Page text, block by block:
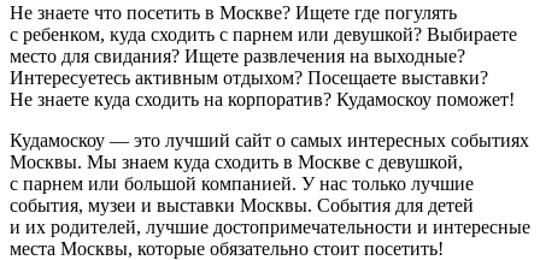
Не знаете что посетить в Москве? Ищете где погулять
с ребенком, куда сходить с парнем или девушкой? Выбираете
место для свидания? Ищете развлечения на выходные?
Интересуетесь активным отдыхом? Посещаете выставки?
Не знаете куда сходить на корпоратив? Кудамоскоу поможет!
Кудамоскоу — это лучший сайт о самых интересных событиях
Москвы. Мы знаем куда сходить в Москве с девушкой,
с парнем или большой компанией. У нас только лучшие
события, музеи и выставки Москвы. События для детей
и их родителей, лучшие достопримечательности и интересные
места Москвы, которые обязательно стоит посетить!